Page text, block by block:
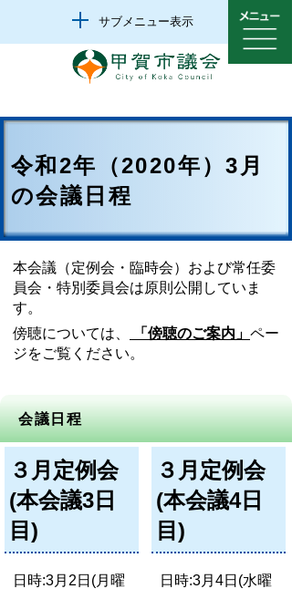
サブメニュー表示
令和2年（2020年）3月
の会議日程
本会議（定例会・臨時会）および常任委
員会・特別委員会は原則公開していま
す。
傍聴については、
「傍聴のご案内」 ペー
ジをご覧ください。
会議日程
３月定例会
(本会議3日
目)
日時:3月2日(月曜
３月定例会
(本会議4日
目)
日時:3月4日(水曜